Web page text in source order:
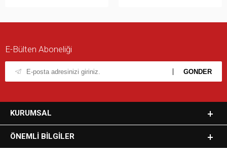
E-Bülten Aboneliği
KURUMSAL
ÖNEMLI BILGILER